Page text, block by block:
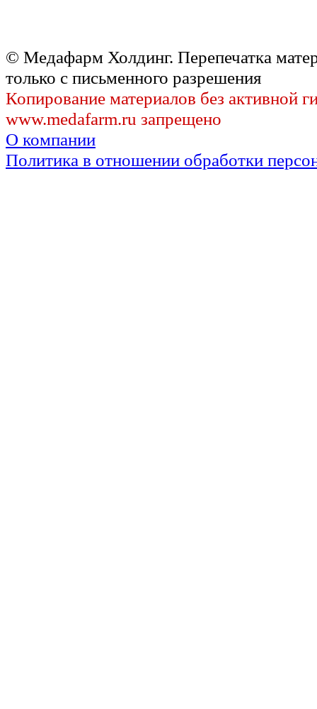
© Медафарм Холдинг. Перепечатка
только с письменного разрешения
Копирование материалов без активной
www.medafarm.ru запрещено
О компании
Политика в отношении обработки